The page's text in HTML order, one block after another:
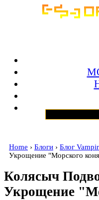
Home › Блоги › Блог
Укрощение "Морского
Колясыч
Укрощение